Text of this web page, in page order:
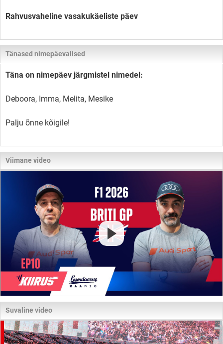
Rahvusvaheline vasakukäeliste päev
Tänased nimepäevalised
Täna on nimepäev järgmistel nimedel:
Deboora, Imma, Melita, Mesike
Palju õnne kõigile!
Viimane video
Suvaline video